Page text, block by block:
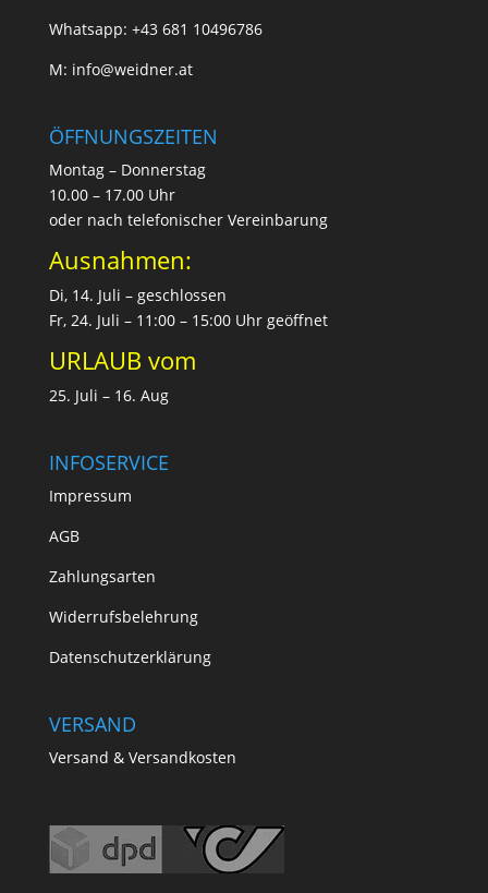
Whatsapp: +43 681 10496786
M: info@weidner.at
ÖFFNUNGSZEITEN
Montag – Donnerstag
10.00 – 17.00 Uhr
oder nach telefonischer Vereinbarung
Ausnahmen:
Di, 14. Juli – geschlossen
Fr, 24. Juli – 11:00 – 15:00 Uhr geöffnet
URLAUB vom
25. Juli – 16. Aug
INFOSERVICE
Impressum
AGB
Zahlungsarten
Widerrufsbelehrung
Datenschutzerklärung
VERSAND
Versand & Versandkosten